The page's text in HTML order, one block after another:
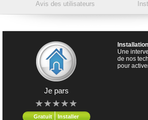
Avis des utilisateurs
Je pars
Gratuit Installer
Une
de nos
pour